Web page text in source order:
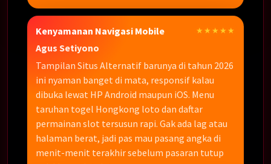
Kenyamanan Navigasi Mobile ★★★★★
Agus Setiyono
Tampilan Situs Alternatif barunya di tahun 2026
ini nyaman banget di mata, responsif kalau
dibuka lewat HP Android maupun iOS. Menu
taruhan togel Hongkong loto dan daftar
permainan slot tersusun rapi. Gak ada lag atau
halaman berat, jadi pas mau pasang angka di
menit-menit terakhir sebelum pasaran tutup